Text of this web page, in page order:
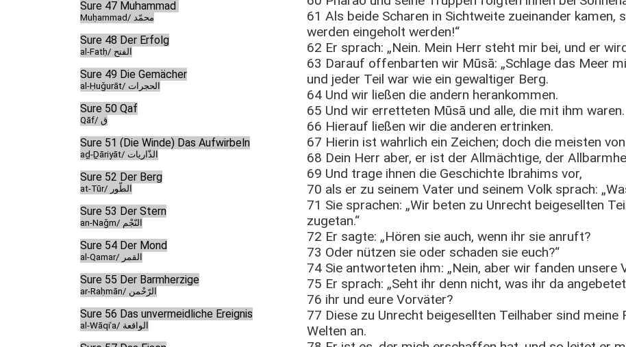
Sure 47 Muḥammad
Muḥammad/ محمّد
Sure 48 Der Erfolg
al-Fatḥ/ الفتح
Sure 49 Die Gemächer
al-Ḥuǧurāt/ الحجرات
Sure 50 Qaf
Qāf/ ق
Sure 51 (Die Winde) Das Aufwirbeln
aḏ-Ḏāriyāt/ الذّاريات
Sure 52 Der Berg
at-Tūr/ الطّور
Sure 53 Der Stern
an-Naǧm/ النّجْم
Sure 54 Der Mond
al-Qamar/ القمر
Sure 55 Der Barmherzige
ar-Raḥmān/ الرّحْمن
Sure 56 Das unvermeidliche Ereignis
al-Wāqiʿa/ الواقعة
61 Als beide Scharen in Sichtweite zueinander kamen,
werden eingeholt werden!“
62 Er sprach: „Nein. Mein Herr steht mir bei, und er
63 Darauf offenbarten wir Mūsā: „Schlage das Meer
und jeder Teil war wie ein gewaltiger Berg.
64 Und wir ließen die andern herankommen.
65 Und wir erretteten Mūsā und alle, die mit ihm waren.
66 Hierauf ließen wir die anderen ertrinken.
67 Hierin ist wahrlich ein Zeichen; doch die meisten
68 Dein Herr aber, er ist der Allmächtige, der
69 Und trage ihnen die Geschichte Ibrahims vor,
70 als er zu seinem Vater und seinem Volk sprach:
71 Sie sprachen: „Wir beten zu Unrecht beigesellten
zugetan.“
72 Er sagte: „Hören sie auch, wenn ihr sie anruft?
73 Oder nützen sie oder schaden sie euch?“
74 Sie antworteten ihm: „Nein, aber wir fanden unsere
75 Er sprach: „Seht ihr denn nicht, was ihr da
76 ihr und eure Vorväter?
77 Diese zu Unrecht beigesellten Teilhaber sind meine
Welten an.